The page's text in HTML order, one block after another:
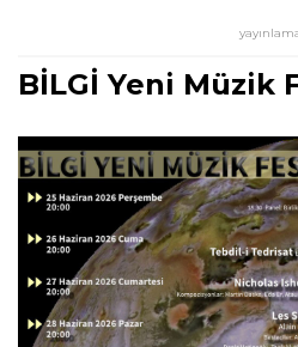
BİLGİ Yeni Müzik